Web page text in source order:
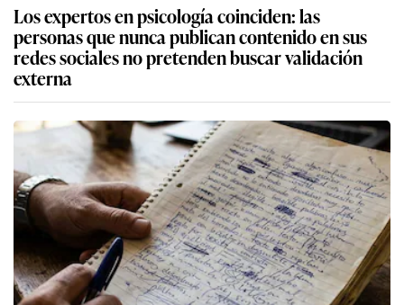
Los expertos en psicología coinciden: las
personas que nunca publican contenido en sus
redes sociales no pretenden buscar validación
externa